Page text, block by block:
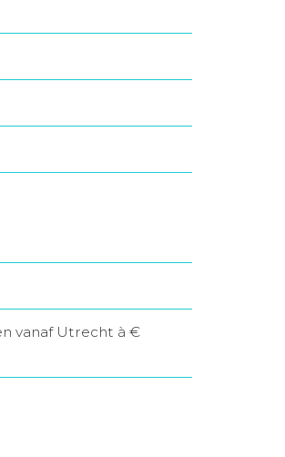
vanaf Utrecht à €